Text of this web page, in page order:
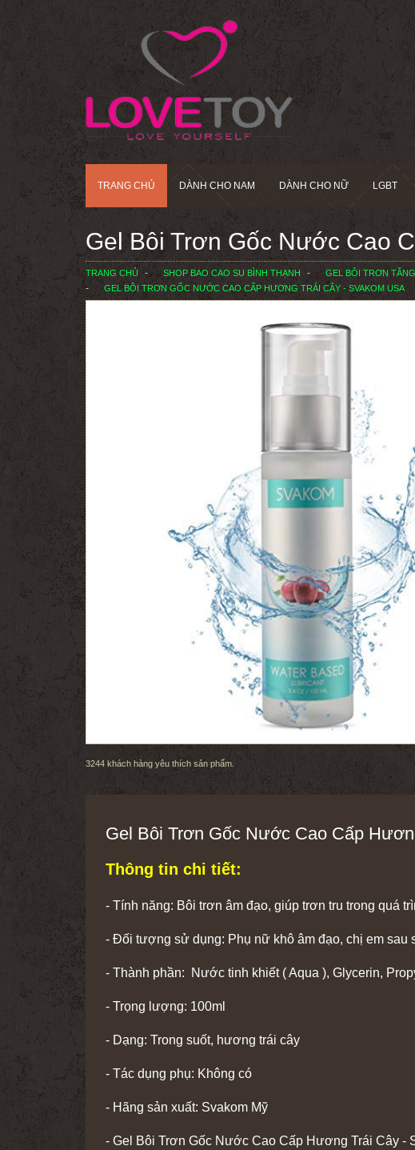
TRANG CHỦ DÀNH CHO NAM DÀNH CHO NỮ LGBT
Gel Bôi Trơn Gốc Nước Cao
TRANG CHỦ SHOP BAO CAO SU BÌNH THẠNH
GEL BÔI TRƠN
GEL BÔI TRƠN GỐC NƯỚC CAO CẤP HƯƠNG TRÁI CÂY - SVAKOM USA
3244 khách hàng yêu thích sản phẩm.
Gel Bôi Trơn Gốc Nước Cao Cấp
Thông tin chi tiết:
- Tính năng: Bôi trơn âm đạo, giúp trơn tru trong quá
- Đối tượng sử dụng: Phụ nữ khô âm đạo, chị em sau
- Thành phần: Nước tinh khiết ( Aqua ), Glycerin,
- Trọng lượng: 100ml
- Dạng: Trong suốt, hương trái cây
- Tác dụng phụ: Không có
- Hãng sản xuất: Svakom Mỹ
- Gel Bôi Trơn Gốc Nước Cao Cấp Hương Trái Cây -